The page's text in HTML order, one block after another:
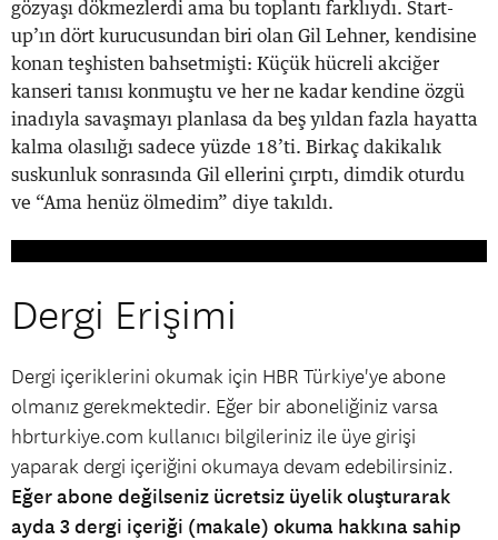
gözyaşı dökmezlerdi ama bu toplantı farklıydı. Start-
up’ın dört kurucusundan biri olan Gil Lehner, kendisine
konan teşhisten bahsetmişti: Küçük hücreli akciğer
kanseri tanısı konmuştu ve her ne kadar kendine özgü
inadıyla savaşmayı planlasa da beş yıldan fazla hayatta
kalma olasılığı sadece yüzde 18’ti. Birkaç dakikalık
suskunluk sonrasında Gil ellerini çırptı, dimdik oturdu
ve “Ama henüz ölmedim” diye takıldı.
Dergi Erişimi
Dergi içeriklerini okumak için HBR Türkiye'ye abone
olmanız gerekmektedir. Eğer bir aboneliğiniz varsa
hbrturkiye.com kullanıcı bilgileriniz ile üye girişi
yaparak dergi içeriğini okumaya devam edebilirsiniz.
Eğer abone değilseniz ücretsiz üyelik oluşturarak
ayda 3 dergi içeriği (makale) okuma hakkına sahip